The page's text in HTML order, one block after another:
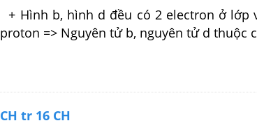
+ Hình b, hình d đều có 2 electron ở lớp
proton => Nguyên tử b, nguyên tử d thuộc
CH tr 16 CH